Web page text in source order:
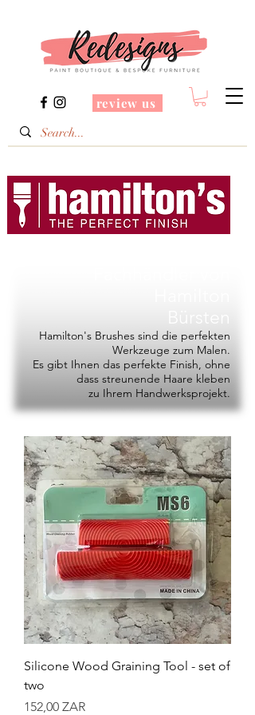
review us
Hamilton's Brushes sind die perfekten
Werkzeuge zum Malen.
Es gibt Ihnen das perfekte Finish, ohne
dass streunende Haare kleben
zu Ihrem Handwerksprojekt.
Silicone Wood Graining Tool - set of
two
Preis
152,00 ZAR